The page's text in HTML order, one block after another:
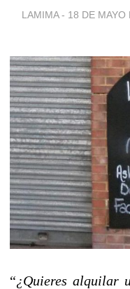
LAMIMA - 18 DE MAYO
“¿Quieres alquilar